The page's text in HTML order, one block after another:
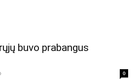
buvo prabangus
0